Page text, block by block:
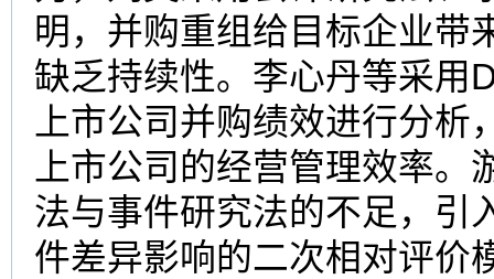
明，并购重组给目标企业带
缺乏持续性。李心丹等采用
上市公司并购绩效进行分
上市公司的经营管理效率
法与事件研究法的不足，引
件差异影响的二次相对评价